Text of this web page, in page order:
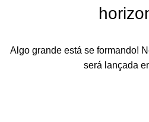
Algo grande está se formando!
será lançada